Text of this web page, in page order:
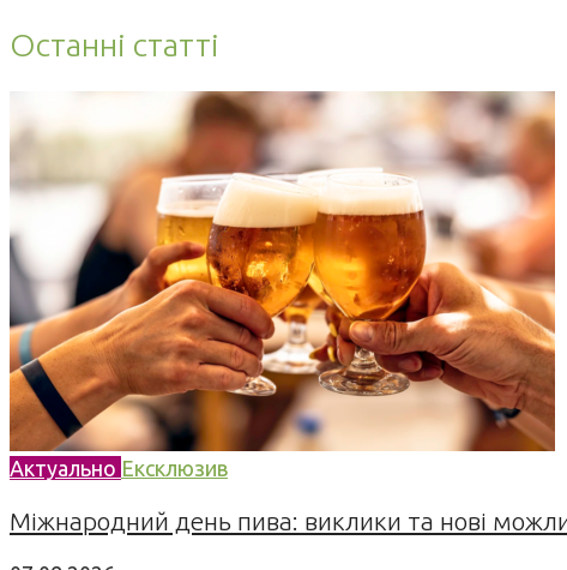
Останні статті
Актуально Ексклюзив
Міжнародний день пива: виклики та нові